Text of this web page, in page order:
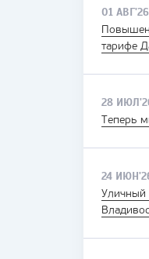
01 АВГ'26
тарифе
28
Теперь
24
Уличный